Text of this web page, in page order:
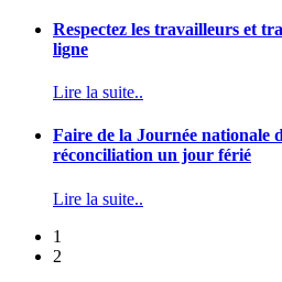
Respectez les travailleurs et
ligne
Lire la suite..
Faire de la Journée nationale
réconciliation un jour férié
Lire la suite..
1
2